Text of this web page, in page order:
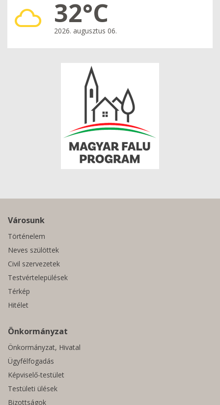
32°C
2026. augusztus 06.
Városunk
Történelem
Neves szülöttek
Civil szervezetek
Testvértelepülések
Térkép
Hitélet
Önkormányzat
Önkormányzat, Hivatal
Ügyfélfogadás
Képviselő-testület
Testületi ülések
Bizottságok